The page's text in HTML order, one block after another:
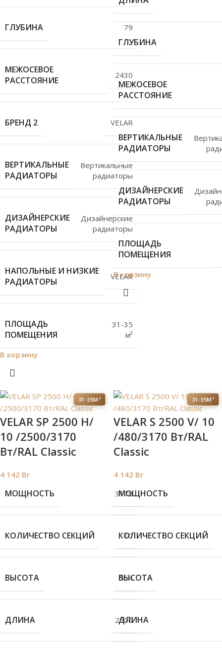
ГЛУБИНА 79
МЕЖОСЕВОЕ
РАССТОЯНИЕ
2430
БРЕНД 2 VELAR
ВЕРТИКАЛЬНЫЕ
РАДИАТОРЫ
Вертикальные
радиаторы
ДИЗАЙНЕРСКИЕ
РАДИАТОРЫ
Дизайнерские
радиаторы
НАПОЛЬНЫЕ И НИЗКИЕ
РАДИАТОРЫ
VELAR
ПЛОЩАДЬ
ПОМЕЩЕНИЯ
31-35
м²
В корзину
ГЛУБИНА
МЕЖОСЕВОЕ
РАССТОЯНИЕ
ВЕРТИКАЛЬНЫЕ
РАДИАТОРЫ
ДИЗАЙНЕРСКИЕ
РАДИАТОРЫ
ПЛОЩАДЬ
ПОМЕЩЕНИЯ
В корзину
31-35М²
VELAR SP 2500 H/
10 /2500/3170
Вт/RAL Classic
4 142 Br
МОЩНОСТЬ 3170
КОЛИЧЕСТВО СЕКЦИЙ 10
ВЫСОТА 554
ДЛИНА 2500
31-35М²
VELAR S 2500 V/ 10
/480/3170 Вт/RAL
Classic
4 142 Br
МОЩНОСТЬ
КОЛИЧЕСТВО СЕКЦИЙ
ВЫСОТА
ДЛИНА